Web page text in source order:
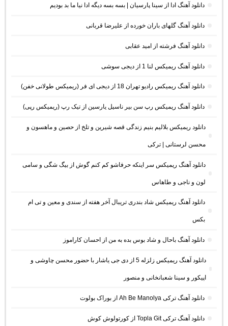
دانلود آهنگ ادا از سینا پارسیان | بسه بسه دیگه ادا نیا ما بد بودیم
دانلود آهنگ گلهای باران خورده از علیرضا قربانی
دانلود آهنگ فرشته از امید عقابی
دانلود آهنگ ریمیکس لنا 1 از دیجی سوشی
دانلود آهنگ ریمیکس رادیو تهران 18 از دیجی ای فر (ریمیکس طولانی خفن)
دانلود آهنگ ریمیکس رپ سن بیر ناسیل یارسین از تیک رپ (ریمیکس رپی)
دانلود ریمیکس بلالیم بنیم زندگی قصه شیرین و تلخ از حصین و ماهسون و
محسن لرستانی | ترکی
دانلود آهنگ ریمیکس سر اینکه حرفاشو کم کنم گوش از بیگ شگی و سامی
لون و ناجی و طاهاس
دانلود آهنگ ریمیکس شاد بندری تریبال آخر هفته از سندی و معین و تی ام
بکس
دانلود آهنگ باحال و شاد بوس بده به من از احسان کاراموز
دانلود آهنگ ریمیکس زلزله 5 از دی جی یاشار با حضور محسن چاوشی و
اپیکور و سینا شعبانخانی و منصور
دانلود آهنگ ترکی Ah Be Manolya از بوراک بولوت
دانلود آهنگ ترکی Topla Git از کورتولوش کوش